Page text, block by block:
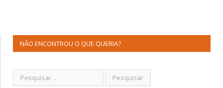
NÃO ENCONTROU O QUE QUERIA?